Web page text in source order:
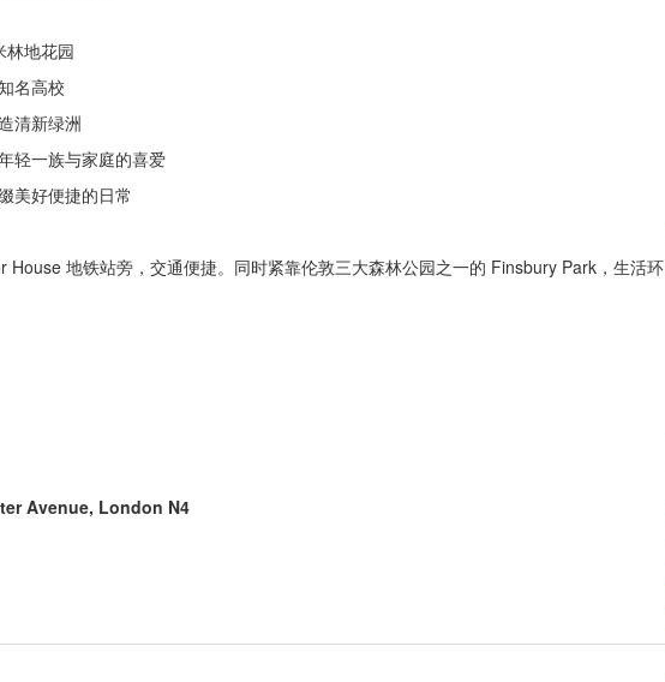
林地花园
名高校
清新绿洲
轻一族与家庭的喜爱
美好便捷的日常
House 地铁站旁，交通便捷。同时紧靠伦敦三大森林公园之一的 Finsbury Park，生活环
Avenue, London N4